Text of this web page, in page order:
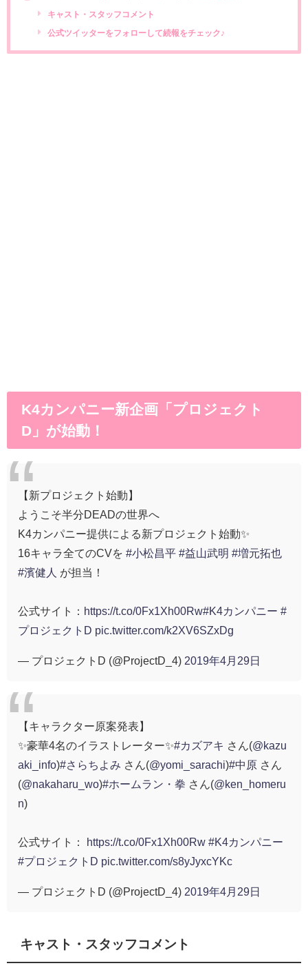
キャスト・スタッフコメント
公式ツイッターをフォローして続報をチェック♪
K4カンパニー新企画「プロジェクト
D」が始動！
【新プロジェクト始動】
ようこそ半分DEADの世界へ
K4カンパニー提供による新プロジェクト始動✨
16キャラ全てのCVを #小松昌平 #益山武明 #増元拓也
#濱健人
が担当！
公式サイト： https://t.co/0Fx1Xh00Rw#K4カンパニー #
プロジェクトD pic.twitter.com/k2XV6SZxDg
— プロジェクトD (@ProjectD_4) 2019年4月29日
【キャラクター原案発表】
✨豪華4名のイラストレーター✨#カズアキ さん(@kazu
aki_info)#さらちよみ さん(@yomi_sarachi)#中原 さん
(@nakaharu_wo)#ホームラン・拳 さん(@ken_homeru
n)
公式サイト： https://t.co/0Fx1Xh00Rw #K4カンパニー
#プロジェクトD pic.twitter.com/s8yJyxcYKc
— プロジェクトD (@ProjectD_4) 2019年4月29日
キャスト・スタッフコメント